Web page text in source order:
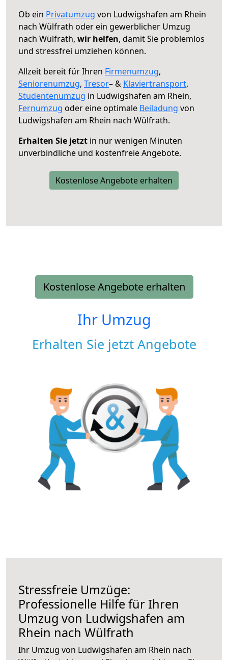
Ob ein Privatumzug von Ludwigshafen am Rhein
nach Wülfrath oder ein gewerblicher Umzug
nach Wülfrath, wir helfen, damit Sie problemlos
und stressfrei umziehen können.
Allzeit bereit für Ihren Firmenumzug,
Seniorenumzug, Tresor– & Klaviertransport,
Studentenumzug in Ludwigshafen am Rhein,
Fernumzug oder eine optimale Beiladung von
Ludwigshafen am Rhein nach Wülfrath.
Erhalten Sie jetzt in nur wenigen Minuten
unverbindliche und kostenfreie Angebote.
Kostenlose Angebote erhalten
Kostenlose Angebote erhalten
Ihr Umzug
Erhalten Sie jetzt Angebote
Stressfreie Umzüge:
Professionelle Hilfe für Ihren
Umzug von Ludwigshafen am
Rhein nach Wülfrath
Ihr Umzug von Ludwigshafen am Rhein nach